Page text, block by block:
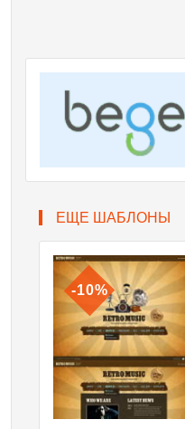
ЕЩЕ ШАБЛОНЫ
-10%